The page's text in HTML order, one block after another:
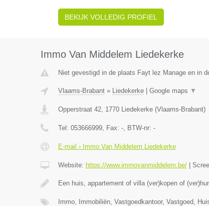
BEKIJK VOLLEDIG PROFIEL
Immo Van Middelem Liedekerke
Niet gevestigd in de plaats Fayt lez Manage en in
Vlaams-Brabant» Liedekerke| Google maps ▼
Opperstraat 42, 1770 Liedekerke(Vlaams-Brabant)
Tel: 053666999, Fax: -, BTW-nr: -
E-mail › Immo Van Middelem Liedekerke
Website: https://www.immovanmiddelem.be/|
Een huis, appartement of villa (ver)kopen of
Immo, Immobiliën, Vastgoedkantoor, Vastgoed,